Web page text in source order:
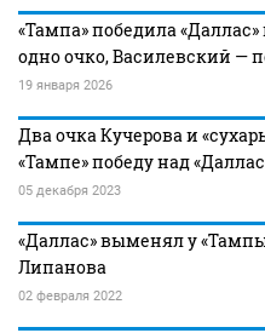
«Тампа» победила
одно очко, Василевский —
19 января 2026
Два очка Кучерова и
«Тампе» победу над
05 декабря 2023
«Даллас» выменял у
Липанова
02 февраля 2022